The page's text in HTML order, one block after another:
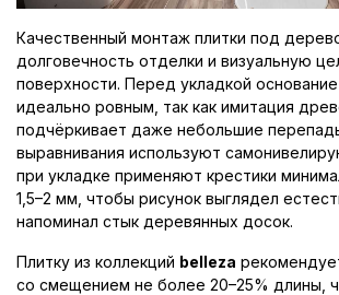
Качественный монтаж плитки под
долговечность отделки и визуальную
поверхности. Перед укладкой
идеально ровным, так как имитация
подчёркивает даже небольшие
выравнивания используют
при укладке применяют крестики
1,5–2 мм, чтобы рисунок выглядел
напоминал стык деревянных досок.
Плитку из коллекций belleza
со смещением не более 20–25% длины,